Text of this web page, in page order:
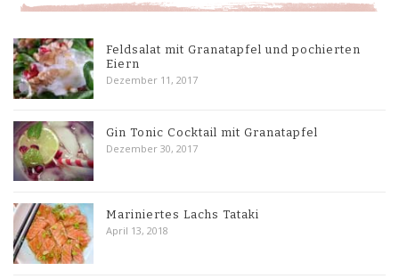
Feldsalat mit Granatapfel und pochierten
Eiern
Dezember 11, 2017
Gin Tonic Cocktail mit Granatapfel
Dezember 30, 2017
Mariniertes Lachs Tataki
April 13, 2018